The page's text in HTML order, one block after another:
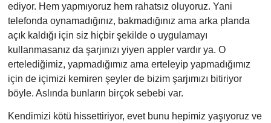
ediyor. Hem yapmıyoruz hem rahatsız oluyoruz. Yani
telefonda oynamadığınız, bakmadığınız ama arka planda
açık kaldığı için siz hiçbir şekilde o uygulamayı
kullanmasanız da şarjınızı yiyen appler vardır ya. O
ertelediğimiz, yapmadığımız ama erteleyip yapmadığımız
için de içimizi kemiren şeyler de bizim şarjımızı bitiriyor
böyle. Aslında bunların birçok sebebi var.
Kendimizi kötü hissettiriyor, evet bunu hepimiz yaşıyoruz ve